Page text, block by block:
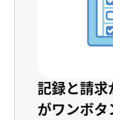
記録と請求
がワンボタ